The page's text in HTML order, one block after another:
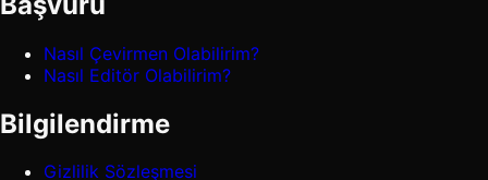
Nasıl Çevirmen Olabilirim?
Nasıl Editör Olabilirim?
Bilgilendirme
Gizlilik Sözleşmesi